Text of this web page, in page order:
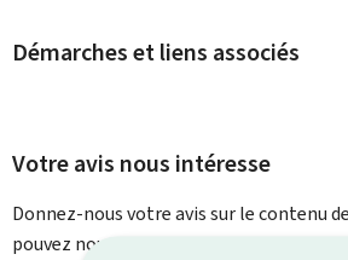
Démarches et liens associés
Votre avis nous intéresse
Donnez-nous votre avis sur le contenu
pouvez nous laisser un commentaire sur